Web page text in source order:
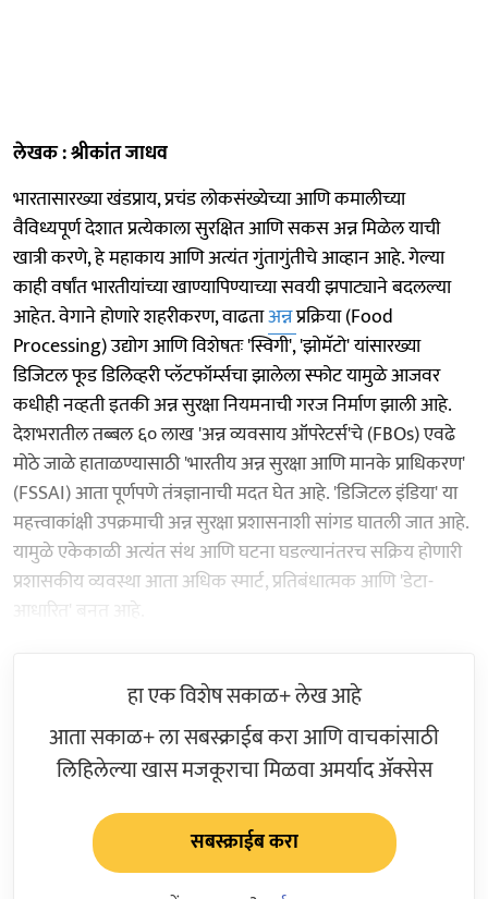
लेखक : श्रीकांत जाधव
भारतासारख्या खंडप्राय, प्रचंड लोकसंख्येच्या आणि कमालीच्या
वैविध्यपूर्ण देशात प्रत्येकाला सुरक्षित आणि सकस अन्न मिळेल याची
खात्री करणे, हे महाकाय आणि अत्यंत गुंतागुंतीचे आव्हान आहे. गेल्या
काही वर्षांत भारतीयांच्या खाण्यापिण्याच्या सवयी झपाट्याने बदलल्या
आहेत. वेगाने होणारे शहरीकरण, वाढताअन्नप्रक्रिया (Food
Processing) उद्योग आणि विशेषतः 'स्विगी', 'झोमॅटो' यांसारख्या
डिजिटल फूड डिलिव्हरी प्लॅटफॉर्म्सचा झालेला स्फोट यामुळे आजवर
कधीही नव्हती इतकी अन्न सुरक्षा नियमनाची गरज निर्माण झाली आहे.
देशभरातील तब्बल ६० लाख 'अन्न व्यवसाय ऑपरेटर्स'चे (FBOs) एवढे
मोठे जाळे हाताळण्यासाठी 'भारतीय अन्न सुरक्षा आणि मानके प्राधिकरण'
(FSSAI) आता पूर्णपणे तंत्रज्ञानाची मदत घेत आहे. 'डिजिटल इंडिया' या
महत्त्वाकांक्षी उपक्रमाची अन्न सुरक्षा प्रशासनाशी सांगड घातली जात आहे.
यामुळे एकेकाळी अत्यंत संथ आणि घटना घडल्यानंतरच सक्रिय होणारी
प्रशासकीय व्यवस्था आता अधिक स्मार्ट, प्रतिबंधात्मक आणि 'डेटा-
आधारित' बनत आहे.
हा एक विशेष सकाळ+ लेख आहे
आता सकाळ+ ला सबस्क्राईब करा आणि वाचकांसाठी
लिहिलेल्या खास मजकूराचा मिळवा अमर्याद ॲक्सेस
सबस्क्राईब करा